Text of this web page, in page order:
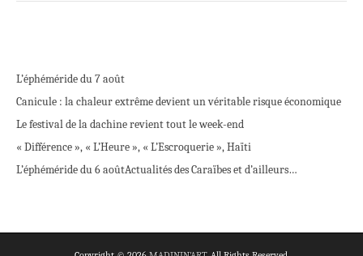
L’éphéméride du 7 août
Canicule : la chaleur extrême devient un véritable risque économique
Le festival de la dachine revient tout le week-end
« Différence », « L’Heure », « L’Escroquerie », Haïti
L’éphéméride du 6 aoûtActualités des Caraïbes et d’ailleurs…